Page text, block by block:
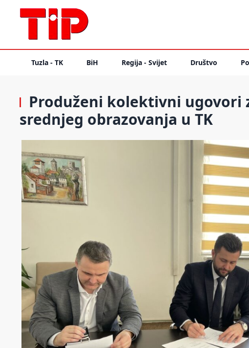
Tuzla - TK BiH Regija - Svijet Društvo
Produženi kolektivni ugovori
srednjeg obrazovanja u TK